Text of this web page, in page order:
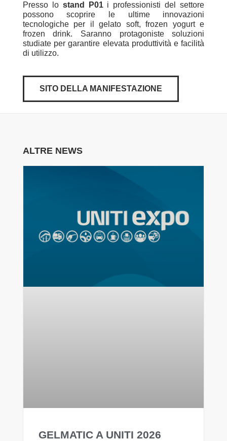
Presso lo stand P01i professionisti del settore
possono scoprire le ultime innovazioni
tecnologiche per il gelato soft, frozen yogurt e
frozen drink. Saranno protagoniste soluzioni
studiate per garantire elevata produttività e facilità
di utilizzo.
SITO DELLA MANIFESTAZIONE
ALTRE NEWS
GELMATIC A UNITI 2026